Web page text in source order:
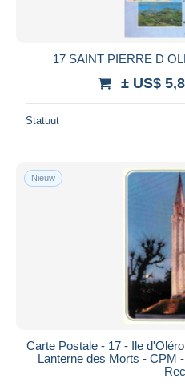
17 SAINT PIERRE D
± US$
Statuut
Nieuw
Carte Postale - 17 - Ile
Lanterne des Morts - CPM